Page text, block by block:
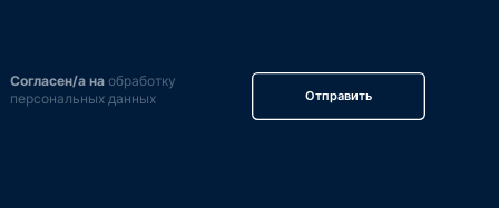
Согласен/а наобработку
персональных данных
Отправить